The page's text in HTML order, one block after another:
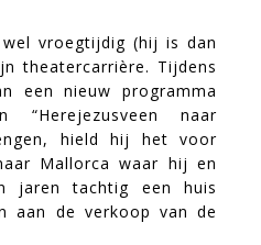
vroegtijdig (hij is dan
theatercarrière. Tijdens
een nieuw programma
naar
hield hij het voor
Mallorca waar hij en
jaren tachtig een huis
aan de verkoop van de